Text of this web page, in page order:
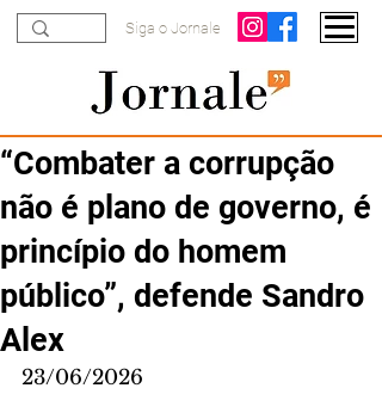
Siga o Jornale
“Combater a corrupção
não é plano de governo, é
princípio do homem
público”, defende Sandro
Alex
23/06/2026